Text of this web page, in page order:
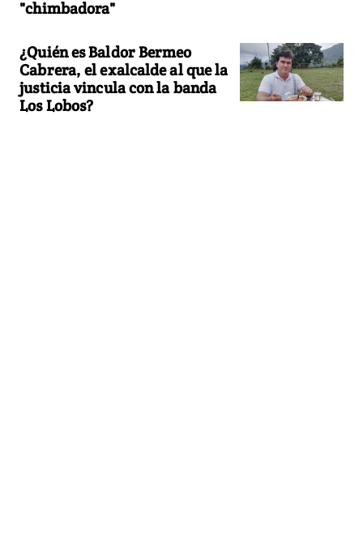
"chimbadora"
¿Quién es Baldor Bermeo
Cabrera, el exalcalde al que la
justicia vincula con la banda
Los Lobos?